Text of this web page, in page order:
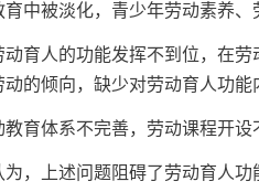
中被淡化，青少年劳动素养、
人的功能发挥不到位，在劳
的倾向，缺少对劳动育人功能
体系不完善，劳动课程开设
上述问题阻碍了劳动育人功